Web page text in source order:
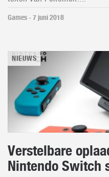
Games - 7 juni 2018
NIEUWS
Verstelbare
Nintendo Switch